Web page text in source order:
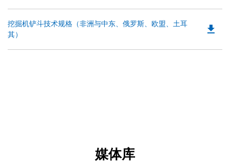
a
挖掘机铲斗技术规格（非洲与中东、俄罗斯、欧盟、土耳
其）
file_download
媒体库